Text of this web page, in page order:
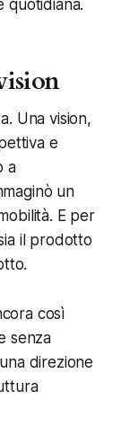
quotidiana.
Una vision,
e
a
un
E per
il prodotto
così
senza
direzione